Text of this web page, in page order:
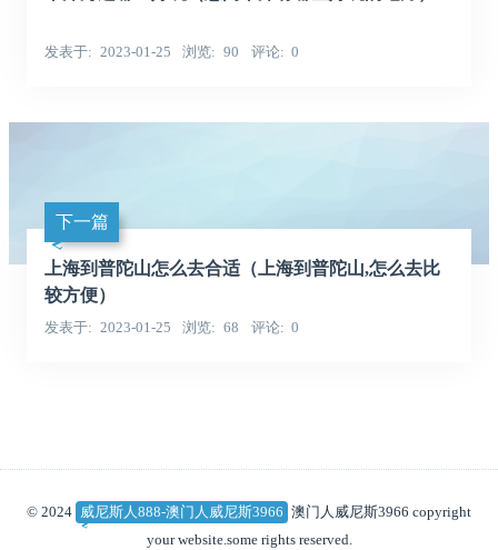
发表于 2023-01-25 浏览 90 评论 0
下一篇
上海到普陀山怎么去合适（上海到普陀山,怎么去比
较方便）
发表于 2023-01-25 浏览 68 评论 0
© 2024 威尼斯人888-澳门人威尼斯3966 澳门人威尼斯3966 copyright
your website.some rights reserved.